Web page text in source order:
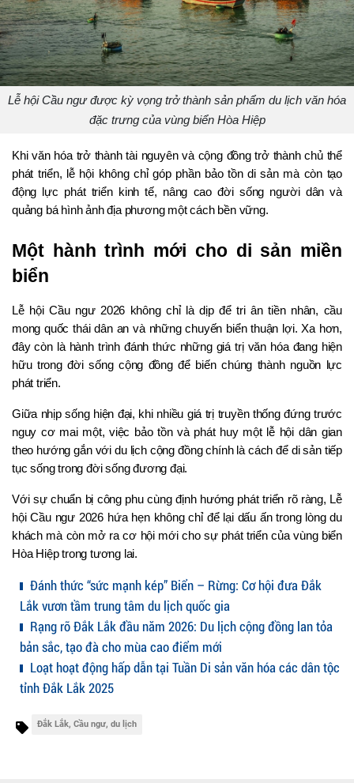
Lễ hội Cầu ngư được kỳ vọng trở thành sản phẩm du lịch văn hóa
đặc trưng của vùng biển Hòa Hiệp
Khi văn hóa trở thành tài nguyên và cộng đồng trở thành chủ thể
phát triển, lễ hội không chỉ góp phần bảo tồn di sản mà còn tạo
động lực phát triển kinh tế, nâng cao đời sống người dân và
quảng bá hình ảnh địa phương một cách bền vững.
Một hành trình mới cho di sản miền
biển
Lễ hội Cầu ngư 2026 không chỉ là dịp để tri ân tiền nhân, cầu
mong quốc thái dân an và những chuyến biển thuận lợi. Xa hơn,
đây còn là hành trình đánh thức những giá trị văn hóa đang hiện
hữu trong đời sống cộng đồng để biến chúng thành nguồn lực
phát triển.
Giữa nhịp sống hiện đại, khi nhiều giá trị truyền thống đứng trước
nguy cơ mai một, việc bảo tồn và phát huy một lễ hội dân gian
theo hướng gắn với du lịch cộng đồng chính là cách để di sản tiếp
tục sống trong đời sống đương đại.
Với sự chuẩn bị công phu cùng định hướng phát triển rõ ràng, Lễ
hội Cầu ngư 2026 hứa hẹn không chỉ để lại dấu ấn trong lòng du
khách mà còn mở ra cơ hội mới cho sự phát triển của vùng biển
Hòa Hiệp trong tương lai.
Đánh thức “sức mạnh kép” Biển – Rừng: Cơ hội đưa Đắk
Lắk vươn tầm trung tâm du lịch quốc gia
Rạng rỡ Đắk Lắk đầu năm 2026: Du lịch cộng đồng lan tỏa
bản sắc, tạo đà cho mùa cao điểm mới
Loạt hoạt động hấp dẫn tại Tuần Di sản văn hóa các dân tộc
tỉnh Đắk Lắk 2025
Đắk Lắk, Cầu ngư, du lịch